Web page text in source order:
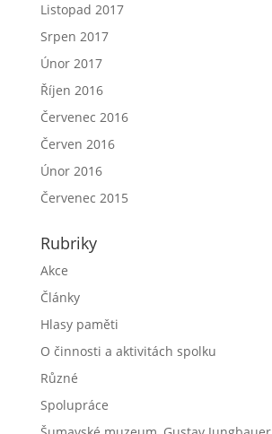
Listopad 2017
Srpen 2017
Únor 2017
Říjen 2016
Červenec 2016
Červen 2016
Únor 2016
Červenec 2015
Rubriky
Akce
Články
Hlasy paměti
O činnosti a aktivitách spolku
Různé
Spolupráce